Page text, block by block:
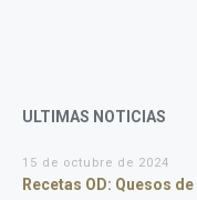
ULTIMAS NOTICIAS
15 de octubre de 2024
Recetas OD: Quesos